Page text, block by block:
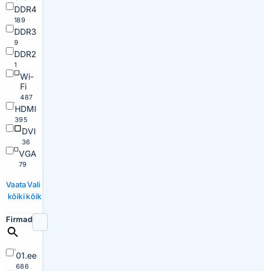
DDR4
189
DDR3
9
DDR2
1
Wi-
Fi
487
HDMI
395
DVI
36
VGA
79
Vaata
kõiki
Vali
kõik
Firmad
01.ee
686